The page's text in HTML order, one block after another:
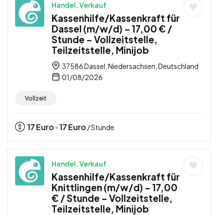
Handel, Verkauf
Kassenhilfe/Kassenkraft für
Dassel (m/w/d) – 17,00 € /
Stunde – Vollzeitstelle,
Teilzeitstelle, Minijob
37586 Dassel, Niedersachsen, Deutschland
01/08/2026
Vollzeit
17Euro -17Euro / Stunde
Handel, Verkauf
Kassenhilfe/Kassenkraft für
Knittlingen (m/w/d) – 17,00
€ / Stunde – Vollzeitstelle,
Teilzeitstelle, Minijob